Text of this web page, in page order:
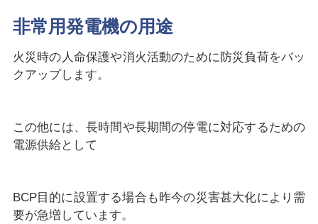
非常用発電機の用途
火災時の人命保護や消火活動のために防災負荷をバッ
クアップします。
この他には、長時間や長期間の停電に対応するための
電源供給として
BCP目的に設置する場合も昨今の災害甚大化により需
要が急増しています。